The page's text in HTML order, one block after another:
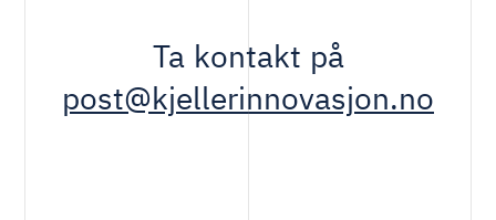
Ta kontakt på
post@kjellerinnovasjon.no